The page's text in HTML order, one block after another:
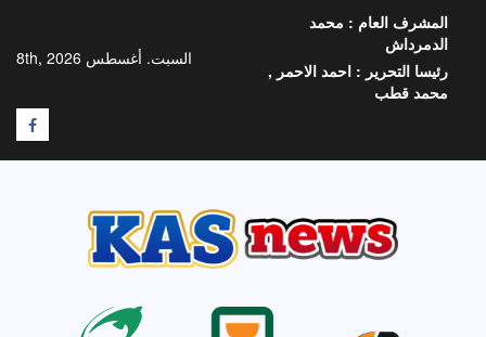
المحتوى
السبت. أغسطس 8th, 2026
المشرف العام : محمد
الدمرداش
رئيسا التحرير : احمد الاحمر ,
محمد قطب
F